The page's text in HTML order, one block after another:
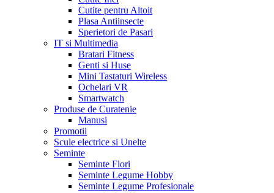
Cutite pentru Altoit
Plasa Antiinsecte
Sperietori de Pasari
IT si Multimedia
Bratari Fitness
Genti si Huse
Mini Tastaturi Wireless
Ochelari VR
Smartwatch
Produse de Curatenie
Manusi
Promotii
Scule electrice si Unelte
Seminte
Seminte Flori
Seminte Legume Hobby
Seminte Legume Profesionale